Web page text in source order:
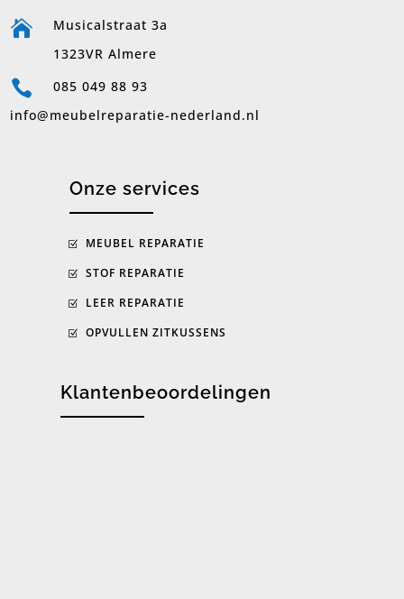

Musicalstraat 3a
1323VR Almere

085 049 88 93
info@meubelreparatie-nederland.nl
Onze services
MEUBEL REPARATIE
STOF REPARATIE
LEER REPARATIE
OPVULLEN ZITKUSSENS
Klantenbeoordelingen